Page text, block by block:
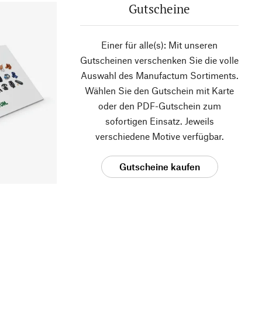
Gutscheine
Einer für alle(s): Mit unseren
Gutscheinen verschenken Sie die volle
Auswahl des Manufactum Sortiments.
Wählen Sie den Gutschein mit Karte
oder den PDF-Gutschein zum
sofortigen Einsatz. Jeweils
verschiedene Motive verfügbar.
Gutscheine kaufen